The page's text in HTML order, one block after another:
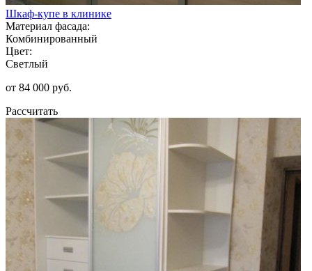
Шкаф-купе в клинике
Материал фасада:
Комбинированный
Цвет:
Светлый
от 84 000 руб.
Рассчитать